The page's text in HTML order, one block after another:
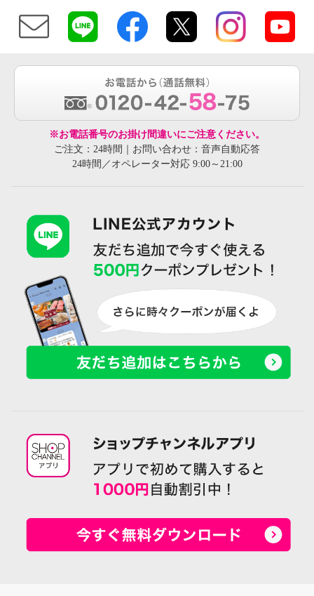
※お電話番号のお掛け間違いにご注意ください。
ご注文：24時間｜お問い合わせ：音声自動応答
24時間／オペレーター対応 9:00～21:00